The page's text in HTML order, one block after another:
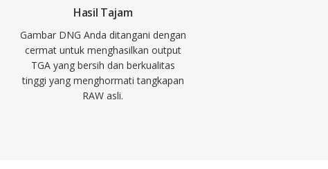
Hasil Tajam
Gambar DNG Anda ditangani dengan
cermat untuk menghasilkan output
TGA yang bersih dan berkualitas
tinggi yang menghormati tangkapan
RAW asli.